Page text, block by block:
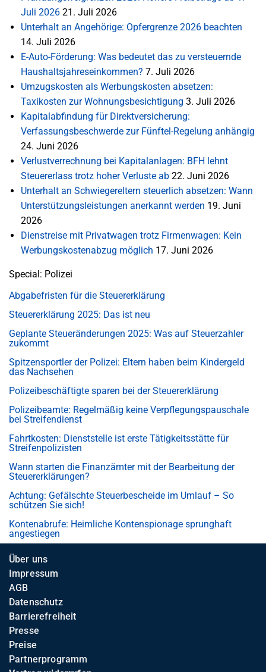
Juli 2026 21. Juli 2026
Unterhalt an Angehörige: Opfergrenze 2026 beachten
14. Juli 2026
E-Auto-Förderung: Was bedeutet das zu versteuernde
Haushaltsjahreseinkommen? 7. Juli 2026
Umzugskosten als Werbungskosten absetzen:
Taxikosten zur Wohnungsbesichtigung 3. Juli 2026
Kapitalabfindung für Direktversicherung:
Verfassungsbeschwerde zur Fünftel-Regelung anhängig
24. Juni 2026
Verlustverrechnung bei Kapitalanlagen: BFH lehnt
Steuererlass trotz hoher Verluste ab 22. Juni 2026
Unterhalt an Schwiegereltern steuerlich absetzen: Wann
Unterstützungsleistungen anerkannt werden 19. Juni
2026
Dienstreise mit Privatwagen trotz Firmenwagen: Kein
Werbungskostenabzug möglich 17. Juni 2026
Special: Polizei
Abgabefristen für die Steuererklärung
Steuererklärung 2025: Das ist neu
Geplante Steueränderungen 2025: Was auf Steuerzahler
zukommt
Spitzensportler der Polizei: Eltern haben beim Kindergeld
das Nachsehen
Polizeibeschäftigte sparen bei der Steuererklärung
Polizeibeamte: Regelmäßig keine Verpflegungspauschale
bei Streifendienst
Fahrtkosten: Dienststelle ist erste Tätigkeitsstätte für
Streifenpolizisten
Wann starten die Finanzämter mit der Bearbeitung der
Steuererklärungen?
Achtung: Gefälschte Steuerbescheide im Umlauf – So
schützen Sie sich!
Kontenabrufe: Heimliche Kontenspionage sprunghaft
angestiegen
Über uns
Impressum
AGB
Datenschutz
Barrierefreiheit
Presse
Preise
Partnerprogramm